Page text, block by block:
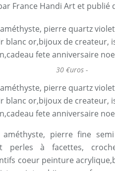
France Handi Art et publié
30 €uros -
améthyste, pierre fine
perles à facettes,
coeur peinture